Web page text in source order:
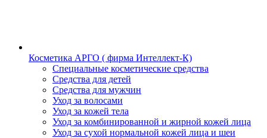
Косметика АРГО ( фирма Интеллект-К)
Специальные косметические средства
Средства для детей
Средства для мужчин
Уход за волосами
Уход за кожей тела
Уход за комбинированной и жирной кожей лица
Уход за сухой нормальной кожей лица и шеи